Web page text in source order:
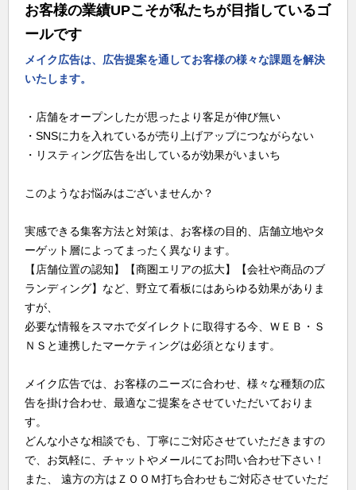
お客様の業績UPこそが私たちが目指しているゴ
ールです
メイク広告は、広告提案を通してお客様の様々な課題を解決
いたします。
・店舗をオープンしたが思ったより客足が伸び無い
・SNSに力を入れているが売り上げアップにつながらない
・リスティング広告を出しているが効果がいまいち
このようなお悩みはございませんか？
実感できる集客方法と対策は、お客様の目的、店舗立地やタ
ーゲット層によってまったく異なります。
【店舗位置の認知】【商圏エリアの拡大】【会社や商品のブ
ランディング】など、野立て看板にはあらゆる効果がありま
すが、
必要な情報をスマホでダイレクトに取得する今、ＷＥＢ・Ｓ
ＮＳと連携したマーケティングは必須となります。
メイク広告では、お客様のニーズに合わせ、様々な種類の広
告を掛け合わせ、最適なご提案をさせていただいておりま
す。
どんな小さな相談でも、丁寧にご対応させていただきますの
で、お気軽に、チャットやメールにてお問い合わせ下さい！
また、 遠方の方はＺＯＯＭ打ち合わせもご対応させていただ